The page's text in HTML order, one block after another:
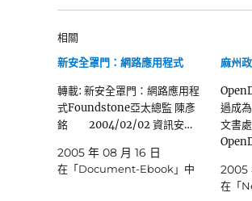
相關
新安全罩門：網路應用程式
轉載: 新安全罩門：網路應用程
式Foundstone亞太總監 陳彥
銘 2004/02/02 資訊安…
2005 年 08 月 16 日
在「Document-Ebook」中
麻州
過成
文書
2005
在「